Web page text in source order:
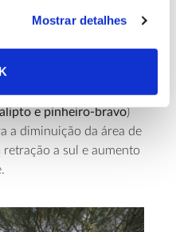
Mostrar detalhes
será mais
e pinheiro-bravo)
a diminuição da área de
a sul e aumento